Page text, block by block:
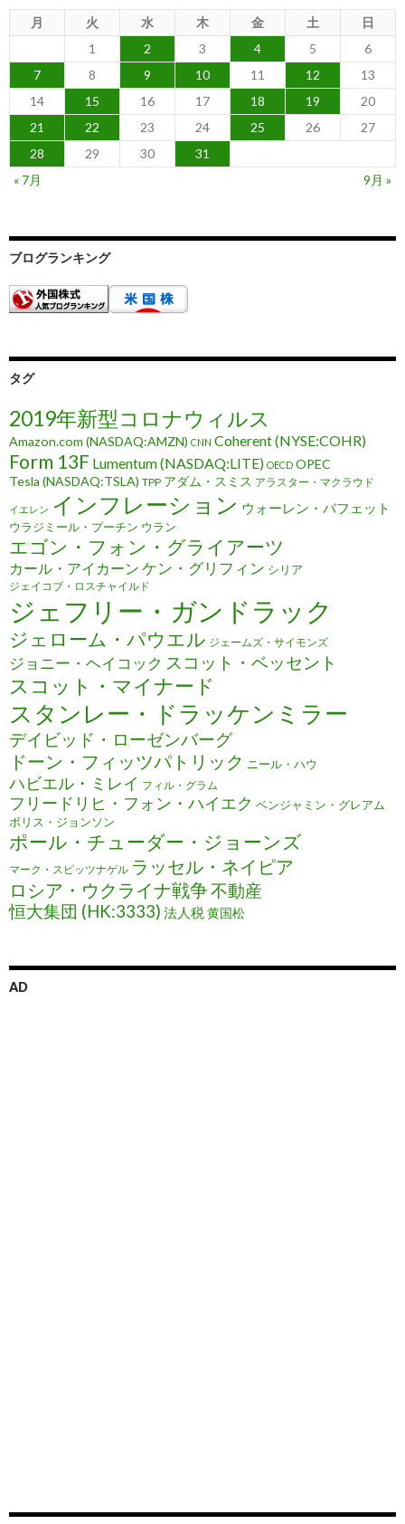
月 火 水 木 金 土
日
1
2 3 4 5
6
7
8 9 10 11 12
13
14
15 16 17 18 19
20
21
22 23 24 25 26
27
28
29 30
31
« 7月
9月 »
ブログランキング
タグ
2019年新型コロナウィルス
Amazon.com (NASDAQ:AMZN) CNN Coherent (NYSE:COHR)
Form 13F Lumentum (NASDAQ:LITE) OECD OPEC
Tesla (NASDAQ:TSLA) TPP アダム・スミス アラスター・マクラウド
イエレン インフレーション ウォーレン・バフェット
ウラジミール・プーチン ウラン
エゴン・フォン・グライアーツ
カール・アイカーン ケン・グリフィン シリア
ジェイコブ・ロスチャイルド
ジェフリー・ガンドラック
ジェローム・パウエル ジェームズ・サイモンズ
ジョニー・ヘイコック スコット・ベッセント
スコット・マイナード
スタンレー・ドラッケンミラー
デイビッド・ローゼンバーグ
ドーン・フィッツパトリック ニール・ハウ
ハビエル・ミレイ フィル・グラム
フリードリヒ・フォン・ハイエク ベンジャミン・グレアム
ボリス・ジョンソン
ポール・チューダー・ジョーンズ
マーク・スピッツナゲル ラッセル・ネイピア
ロシア・ウクライナ戦争不動産
恒大集団 (HK:3333) 法人税黄国松
AD